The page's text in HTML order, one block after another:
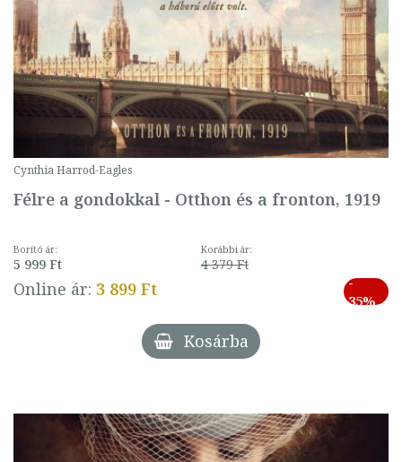
Cynthia Harrod-Eagles
Félre a gondokkal - Otthon és a fronton, 1919
Borító ár:
5 999 Ft
Korábbi ár:
4 379 Ft
Online ár: 3 899 Ft
-
35%
Kosárba